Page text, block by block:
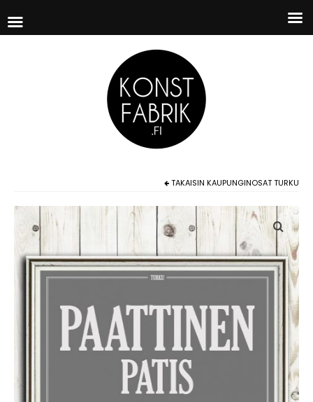
TAKAISIN KAUPUNGINOSAT TURKU